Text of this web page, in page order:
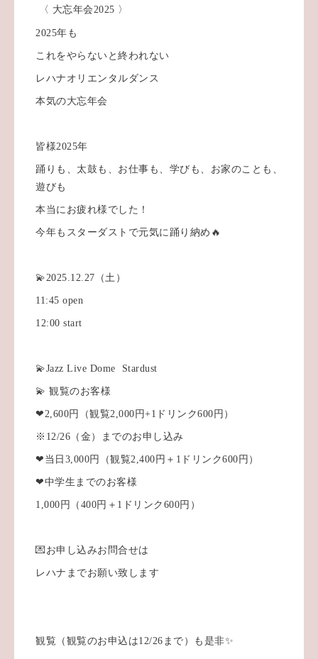
〈 大忘年会2025 〉
2025年も
これをやらないと終われない
レハナオリエンタルダンス
本気の大忘年会
皆様2025年
踊りも、太鼓も、お仕事も、学びも、お家のことも、
遊びも
本当にお疲れ様でした！
今年もスターダストで元気に踊り納め🔥
💫2025.12.27（土）
11:45 open
12:00 start
💫Jazz Live Dome Stardust
💫 観覧のお客様
❤︎2,600円（観覧2,000円+1ドリンク600円）
※12/26（金）までのお申し込み
❤︎当日3,000円（観覧2,400円＋1ドリンク600円）
❤︎中学生までのお客様
1,000円（400円＋1ドリンク600円）
💌お申し込みお問合せは
レハナまでお願い致します
観覧（観覧のお申込は12/26まで）も是非✨